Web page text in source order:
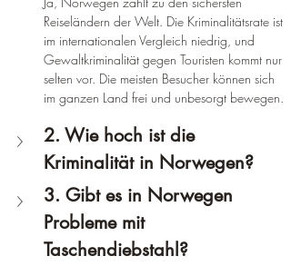
Reiseländern der Welt. Die Kriminalitätsrate ist
im internationalen Vergleich niedrig, und
Gewaltkriminalität gegen Touristen kommt nur
selten vor. Die meisten Besucher können sich
im ganzen Land frei und unbesorgt bewegen.
2. Wie hoch ist die
Kriminalität in Norwegen?
3. Gibt es in Norwegen
Probleme mit
Taschendiebstahl?